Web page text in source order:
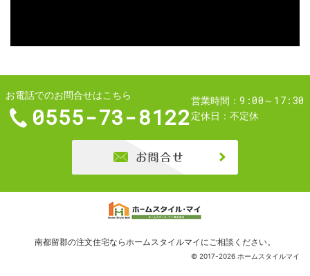
お電話でのお問合せはこちら
0555-73-8122
営業時間 9:00～17:30
定休日 不定休
© 2017-2026 ホームスタイルマイ
南都留郡の注文住宅ならホームスタイルマイ にご相談ください。